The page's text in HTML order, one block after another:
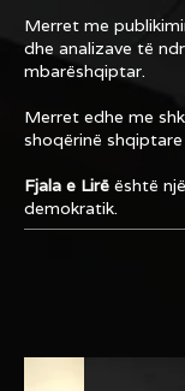
Merret me
dhe analizave të
mbarëshqiptar.
Merret edhe me
shoqërinë
Fjala e Lirë është
demokratik.